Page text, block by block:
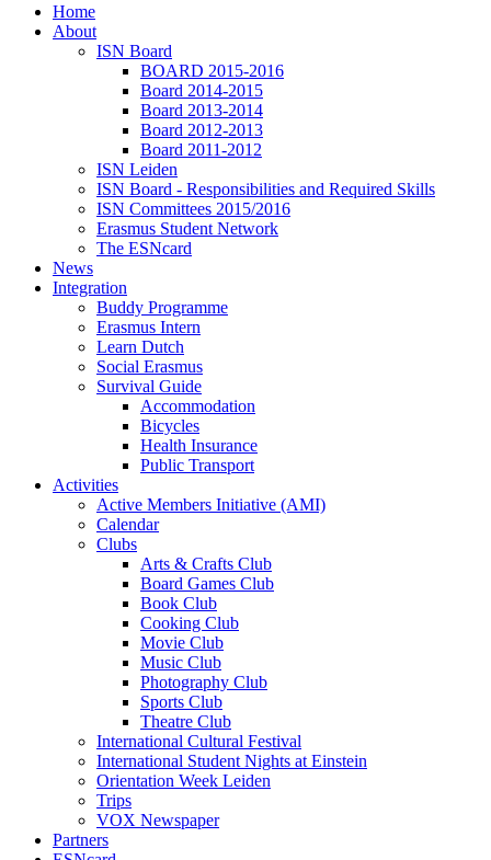
Home
About
ISN Board
BOARD 2015-2016
Board 2014-2015
Board 2013-2014
Board 2012-2013
Board 2011-2012
ISN Leiden
ISN Board - Responsibilities and Required Skills
ISN Committees 2015/2016
Erasmus Student Network
The ESNcard
News
Integration
Buddy Programme
Erasmus Intern
Learn Dutch
Social Erasmus
Survival Guide
Accommodation
Bicycles
Health Insurance
Public Transport
Activities
Active Members Initiative (AMI)
Calendar
Clubs
Arts & Crafts Club
Board Games Club
Book Club
Cooking Club
Movie Club
Music Club
Photography Club
Sports Club
Theatre Club
International Cultural Festival
International Student Nights at Einstein
Orientation Week Leiden
Trips
VOX Newspaper
Partners